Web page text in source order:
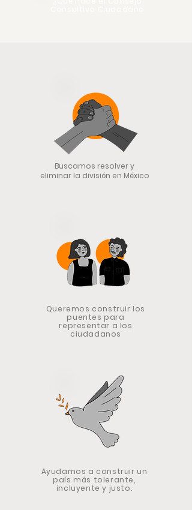
Buscamos resolver y
eliminar la división en México
Queremos construir los
puentes para
representar a los
ciudadanos
Ayudamos a construir un
país más tolerante,
incluyente y justo.